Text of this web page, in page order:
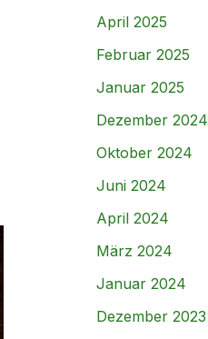
April 2025
Februar 2025
Januar 2025
Dezember 2024
Oktober 2024
Juni 2024
April 2024
März 2024
Januar 2024
Dezember 2023